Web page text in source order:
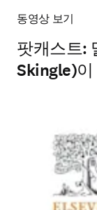
동영상 보기
팟캐스트:
Skingle)이